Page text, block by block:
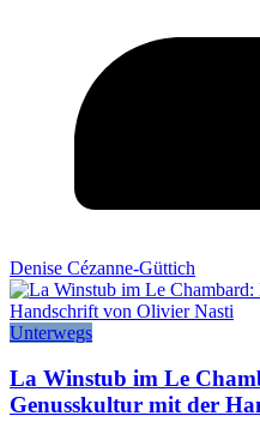
Denise Cézanne-Güttich
Unterwegs
La Winstub im Le
Genusskultur mit der